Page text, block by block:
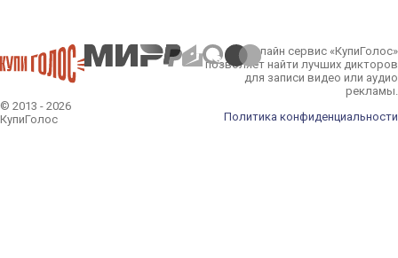
© 2013 - 2026
КупиГолос
Онлайн сервис «КупиГолос»
позволяет найти лучших дикторов
для записи видео или аудио
рекламы.
Политика конфиденциальности